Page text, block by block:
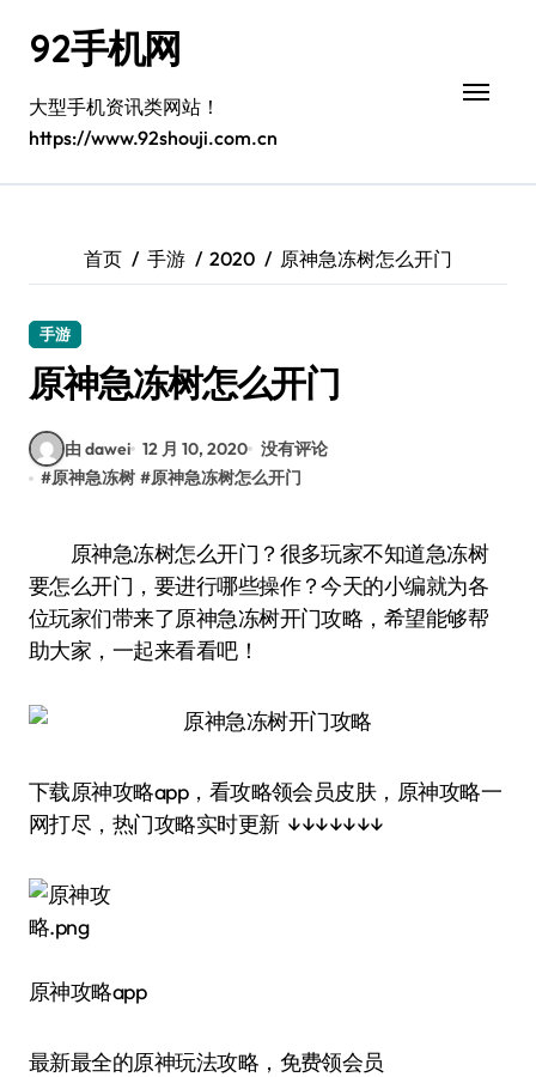
92手机网
大型手机资讯类网站！
https://www.92shouji.com.cn
首页 手游 2020 原神急冻树怎么开门
手游
原神急冻树怎么开门
由 dawei 12 月 10, 2020 没有评论
#原神急冻树 #原神急冻树怎么开门
原神急冻树怎么开门？很多玩家不知道急冻树
要怎么开门，要进行哪些操作？今天的小编就为各
位玩家们带来了原神急冻树开门攻略，希望能够帮
助大家，一起来看看吧！
下载原神攻略app，看攻略领会员皮肤，原神攻略一
网打尽，热门攻略实时更新 ↓↓↓↓↓↓↓
原神攻略app
最新最全的原神玩法攻略，免费领会员